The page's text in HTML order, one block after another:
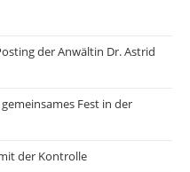
der Anwältin Dr. Astrid
gemeinsames Fest in der
der Kontrolle